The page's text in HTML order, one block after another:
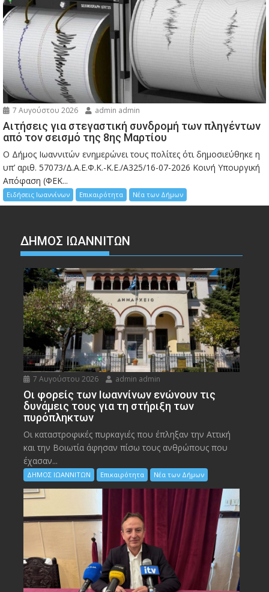
7 Αυγούστου 2026 admin admin
Αιτήσεις για στεγαστική συνδρομή των πληγέντων
από τον σεισμό της 8ης Μαρτίου
Ο Δήμος Ιωαννιτών ενημερώνει τους πολίτες ότι δημοσιεύθηκε η
υπ’ αριθ. 57073/Δ.Α.Ε.Φ.Κ.-Κ.Ε./Α325/16-07-2026 Κοινή Υπουργική
Απόφαση (ΦΕΚ...
Ειδήσεις Ιωαννίνων Επικαιρότητα Νέα των Δήμων
ΔΗΜΟΣ ΙΩΑΝΝΙΤΩΝ
7 Αυγούστου 2026 admin admin
Οι φορείς των Ιωαννίνων ενώνουν τις
δυνάμεις τους για τη στήριξη των
πυρόπληκτων
Οι καταστροφικές πυρκαγιές που έπληξαν την Αττική
και την Bοιωτία άφησαν πίσω τους ανθρώπους που
έχασαν...
ΔΗΜΟΣ ΙΩΑΝΝΙΤΩΝ Επικαιρότητα Νέα των Δήμων